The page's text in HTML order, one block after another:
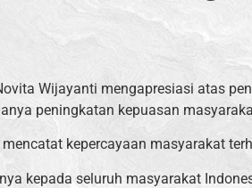
Wijayanti mengapresiasi atas
peningkatan kepuasan
kepercayaan masyarakat
kepada seluruh masyarakat